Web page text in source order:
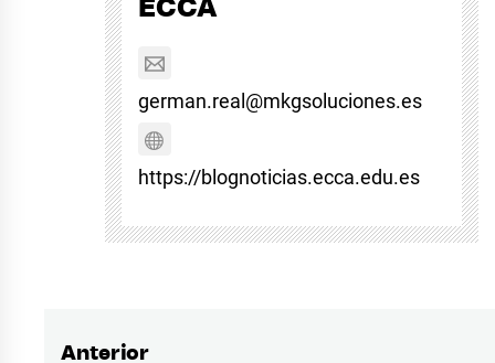
ECCA
german.real@mkgsoluciones.es
https://blognoticias.ecca.edu.es
Anterior